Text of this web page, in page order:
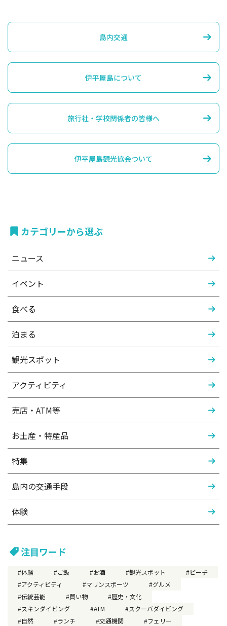
島内交通
伊平屋島について
旅行社・学校関係者の皆様へ
伊平屋島観光協会ついて
カテゴリーから選ぶ
ニュース
イベント
食べる
泊まる
観光スポット
アクティビティ
売店・ATM等
お土産・特産品
特集
島内の交通手段
体験
注目ワード
体験 ご飯 お酒 観光スポット
ビーチ
アクティビティ
マリンスポーツ
グルメ
伝統芸能
買い物
歴史・文化
スキンダイビング
ATM
スクーバダイビング
自然
ランチ 交通機関
フェリー